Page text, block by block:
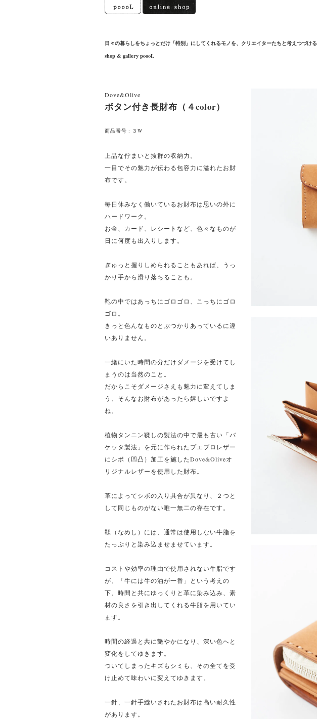
日々の暮らしをちょっとだけ「特別」にしてくれるモノを、クリエイターたちと考えつづける
shop & gallery poooL
Dove&Olive
ボタン付き長財布（４color）
商品番号 : ３W
上品な佇まいと抜群の収納力。
一目でその魅力が伝わる包容力に溢れたお財
布です。
毎日休みなく働いているお財布は思いの外に
ハードワーク。
お金、カード、レシートなど、色々なものが
日に何度も出入りします。
ぎゅっと握りしめられることもあれば、うっ
かり手から滑り落ちることも。
鞄の中ではあっちにゴロゴロ、こっちにゴロ
ゴロ。
きっと色んなものとぶつかりあっているに違
いありません。
一緒にいた時間の分だけダメージを受けてし
まうのは当然のこと。
だからこそダメージさえも魅力に変えてしま
う、そんなお財布があったら嬉しいですよ
ね。
植物タンニン鞣しの製法の中で最も古い「バ
ケッタ製法」を元に作られたプエブロレザー
にシボ（凹凸）加工を施したDove&Oliveオ
リジナルレザーを使用した財布。
革によってシボの入り具合が異なり、２つと
して同じものがない唯一無二の存在です。
鞣（なめし）には、通常は使用しない牛脂を
たっぷりと染み込ませませています。
コストや効率の理由で使用されない牛脂です
が、「牛には牛の油が一番」という考えの
下、時間と共にゆっくりと革に染み込み、素
材の良さを引き出してくれる牛脂を用いてい
ます。
時間の経過と共に艶やかになり、深い色へと
変化をしてゆきます。
ついてしまったキズもシミも、その全てを受
け止めて味わいに変えてゆきます。
一針、一針手縫いされたお財布は高い耐久性
があります。